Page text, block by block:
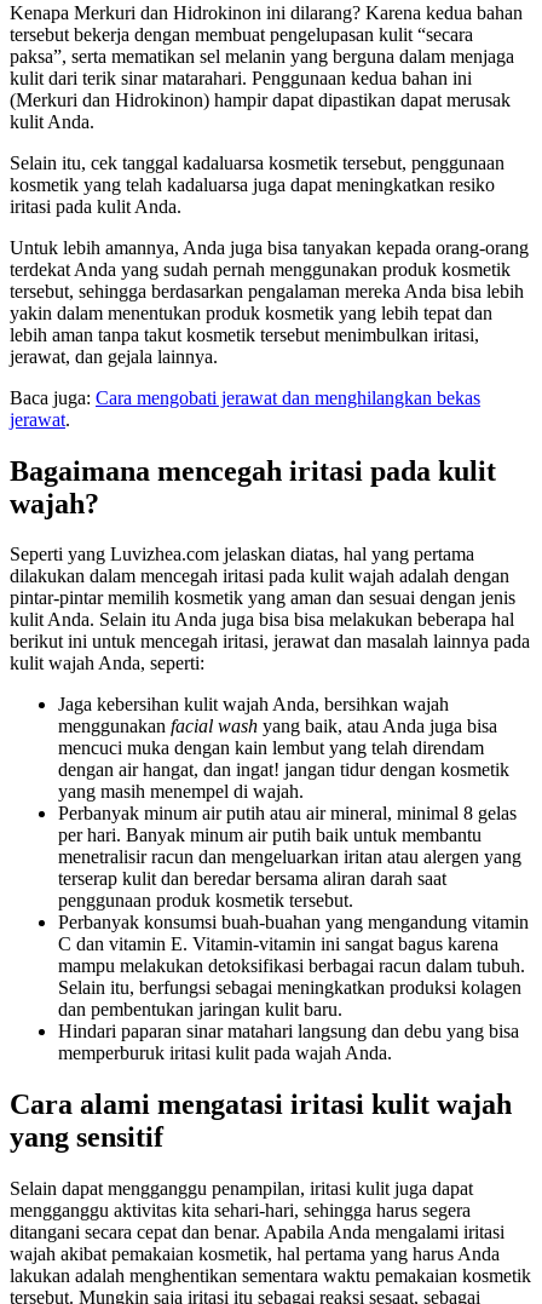
Kenapa Merkuri dan Hidrokinon ini dilarang? Karena kedua bahan
tersebut bekerja dengan membuat pengelupasan kulit “secara
paksa”, serta mematikan sel melanin yang berguna dalam menjaga
kulit dari terik sinar matarahari. Penggunaan kedua bahan ini
(Merkuri dan Hidrokinon) hampir dapat dipastikan dapat merusak
kulit Anda.
Selain itu, cek tanggal kadaluarsa kosmetik tersebut, penggunaan
kosmetik yang telah kadaluarsa juga dapat meningkatkan resiko
iritasi pada kulit Anda.
Untuk lebih amannya, Anda juga bisa tanyakan kepada orang-orang
terdekat Anda yang sudah pernah menggunakan produk kosmetik
tersebut, sehingga berdasarkan pengalaman mereka Anda bisa lebih
yakin dalam menentukan produk kosmetik yang lebih tepat dan
lebih aman tanpa takut kosmetik tersebut menimbulkan iritasi,
jerawat, dan gejala lainnya.
Baca juga: Cara mengobati jerawat dan menghilangkan bekas
jerawat.
Bagaimana mencegah iritasi pada kulit
wajah?
Seperti yang Luvizhea.com jelaskan diatas, hal yang pertama
dilakukan dalam mencegah iritasi pada kulit wajah adalah dengan
pintar-pintar memilih kosmetik yang aman dan sesuai dengan jenis
kulit Anda. Selain itu Anda juga bisa bisa melakukan beberapa hal
berikut ini untuk mencegah iritasi, jerawat dan masalah lainnya pada
kulit wajah Anda, seperti:
Jaga kebersihan kulit wajah Anda, bersihkan wajah
menggunakan facial wash yang baik, atau Anda juga bisa
mencuci muka dengan kain lembut yang telah direndam
dengan air hangat, dan ingat! jangan tidur dengan kosmetik
yang masih menempel di wajah.
Perbanyak minum air putih atau air mineral, minimal 8 gelas
per hari. Banyak minum air putih baik untuk membantu
menetralisir racun dan mengeluarkan iritan atau alergen yang
terserap kulit dan beredar bersama aliran darah saat
penggunaan produk kosmetik tersebut.
Perbanyak konsumsi buah-buahan yang mengandung vitamin
C dan vitamin E. Vitamin-vitamin ini sangat bagus karena
mampu melakukan detoksifikasi berbagai racun dalam tubuh.
Selain itu, berfungsi sebagai meningkatkan produksi kolagen
dan pembentukan jaringan kulit baru.
Hindari paparan sinar matahari langsung dan debu yang bisa
memperburuk iritasi kulit pada wajah Anda.
Cara alami mengatasi iritasi kulit wajah
yang sensitif
Selain dapat mengganggu penampilan, iritasi kulit juga dapat
mengganggu aktivitas kita sehari-hari, sehingga harus segera
ditangani secara cepat dan benar. Apabila Anda mengalami iritasi
wajah akibat pemakaian kosmetik, hal pertama yang harus Anda
lakukan adalah menghentikan sementara waktu pemakaian kosmetik
tersebut. Mungkin saja iritasi itu sebagai reaksi sesaat, sebagai